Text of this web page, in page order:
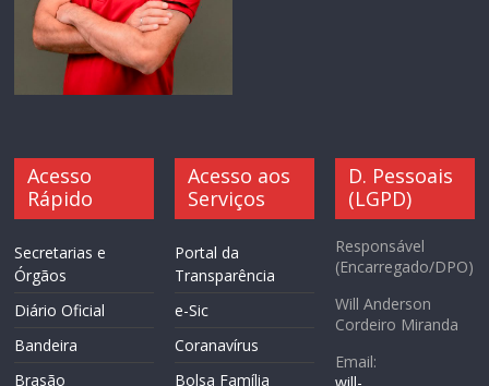
Acesso
Rápido
Secretarias e
Órgãos
Diário Oficial
Bandeira
Brasão
Acesso aos
Serviços
Portal da
Transparência
e-Sic
Coranavírus
Bolsa Família
D. Pessoais
(LGPD)
Responsável
(Encarregado/DPO)
Will Anderson
Cordeiro Miranda
Email: